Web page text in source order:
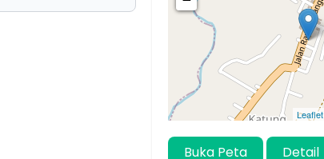
Leaflet
Buka Peta Detail